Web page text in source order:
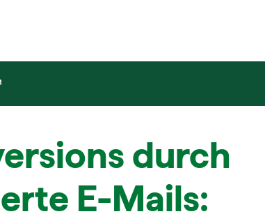
öffnen
durch
E-Mails: